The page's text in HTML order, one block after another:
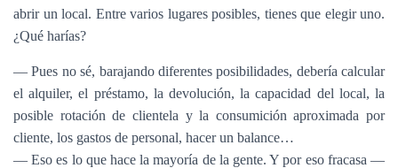
abrir un local. Entre varios lugares posibles, tienes que elegir uno.
¿Qué harías?
— Pues no sé, barajando diferentes posibilidades, debería calcular
el alquiler, el préstamo, la devolución, la capacidad del local, la
posible rotación de clientela y la consumición aproximada por
cliente, los gastos de personal, hacer un balance…
— Eso es lo que hace la mayoría de la gente. Y por eso fracasa —